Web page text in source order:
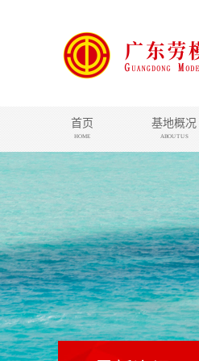
首页
HOME
基地概况
ABOUT US